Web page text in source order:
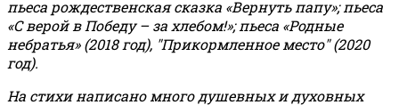
пьеса рождественская сказка «Вернуть папу»; пьеса
«С верой в Победу – за хлебом!»;пьеса «Родные
небратья» (2018 год), "Прикормленное место" (2020
год).
На стихи написано много душевных и духовных